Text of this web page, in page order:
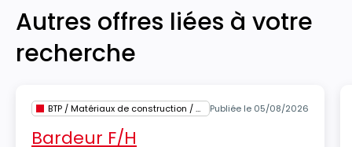
Autres offres liées à votre
recherche
BTP / Matériaux de construction / Architecture Publiée le 05/08/2026
Bardeur F/H